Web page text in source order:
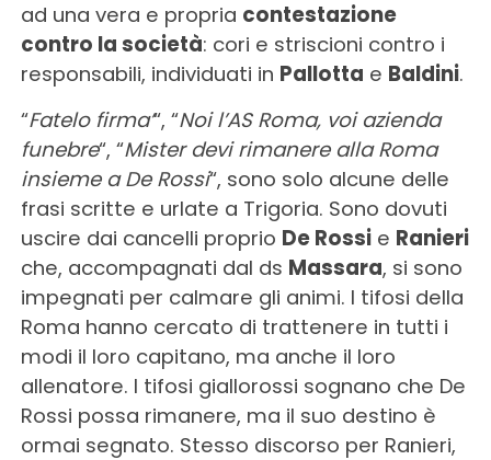
ad una vera e propria contestazione
contro la società: cori e striscioni contro i
responsabili, individuati in Pallotta e Baldini.
“Fatelo firma’“, “Noi l’AS Roma, voi azienda
funebre“, “Mister devi rimanere alla Roma
insieme a De Rossi“, sono solo alcune delle
frasi scritte e urlate a Trigoria. Sono dovuti
uscire dai cancelli proprio De Rossie Ranieri
che, accompagnati dal ds Massara, si sono
impegnati per calmare gli animi. I tifosi della
Roma hanno cercato di trattenere in tutti i
modi il loro capitano, ma anche il loro
allenatore. I tifosi giallorossi sognano che De
Rossi possa rimanere, ma il suo destino è
ormai segnato. Stesso discorso per Ranieri,